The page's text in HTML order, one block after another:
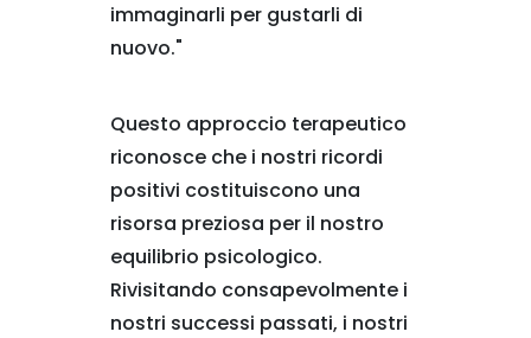
immaginarli per gustarli di
nuovo."
Questo approccio terapeutico
riconosce che i nostri ricordi
positivi costituiscono una
risorsa preziosa per il nostro
equilibrio psicologico.
Rivisitando consapevolmente i
nostri successi passati, i nostri